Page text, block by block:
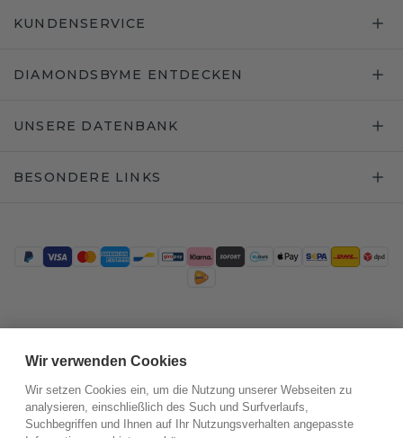
KUNDENSERVICE
DIAMONDSBYME ENTDECKEN
UNSERE DATENBANK
BESONDERE LINKS
Wir verwenden Cookies
Wir setzen Cookies ein, um die Nutzung unserer Webseiten zu
analysieren, einschließlich des Such und Surfverlaufs,
Suchbegriffen und Ihnen auf Ihr Nutzungsverhalten angepasste